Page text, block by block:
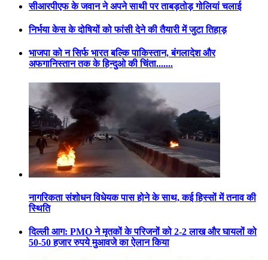
सीआरपीएफ के जवान ने अपने साथी पर ताबड़तोड़ गोलियां चलाई
निर्भया केस के दोषियों को फांसी देने की तैयारी में जुटा तिहाड़
भाजपा को न सिर्फ भारत बल्कि पाकिस्तान, बंगलादेश और
अफगानिस्तान तक के हिन्दुओ की चिंता.......
नागरिकता संशोधन विधेयक पास होने के साथ, कई हिस्सों में तनाव की
स्थिति
दिल्ली आग: PMO ने मृतकों के परिजनों को 2-2 लाख और घायलों को
50-50 हजार रुपये मुआवजे का ऐलान किया